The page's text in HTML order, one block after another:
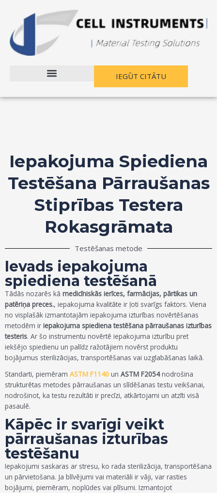
saturu
IEGŪT CITĀTU
Iepakojuma Spiediena
Testēšana Pārraušanas
Stiprības Testera
Rokasgrāmata
Testēšanas metode
Ievads iepakojuma
spiediena testēšanā
Tādās nozarēs kā medicīniskās ierīces, farmācijas, pārtikas un
patēriņa preces., iepakojuma kvalitāte ir ļoti svarīgs faktors. Viena
no visplašāk izmantotajām iepakojuma izturības novērtēšanas
metodēm ir iepakojuma spiediena testēšana pārraušanas izturības
testeris. Ar šo instrumentu novērtē iepakojuma izturību pret
iekšējo spiedienu un palīdz ražotājiem novērst produktu
bojājumus sterilizācijas, transportēšanas vai uzglabāšanas laikā.
Standarti, piemēram ASTM F1140 un ASTM F2054nodrošina
strukturētas metodes pārraušanas un slīdēšanas testu veikšanai,
nodrošinot, ka testu rezultāti ir precīzi, atkārtojami un atzīti visā
pasaulē.
Kāpēc ir svarīgi veikt
pārraušanas izturības
testēšanu
Iepakojumi saskaras ar stresu, ko rada sterilizācija, transportēšana
un pārvietošana. Ja blīvējumi vai materiāli ir vāji, var rasties
bojājumi, piemēram, noplūdes vai plīsumi. Izmantojot